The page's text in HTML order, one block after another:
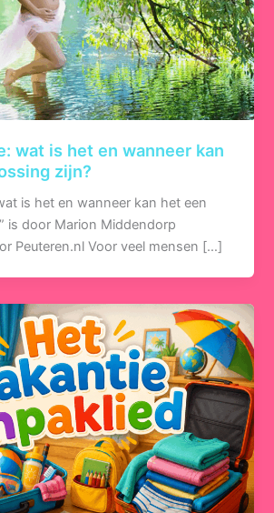
wat is het en wanneer kan
zijn?
is het en wanneer kan het een
is door Marion Middendorp
Peuteren.nl Voor veel mensen […]